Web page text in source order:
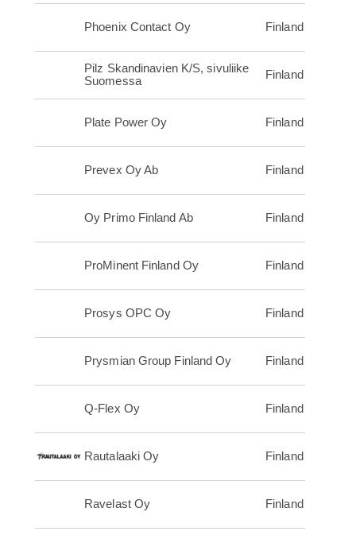
Phoenix Contact Oy Finland
Pilz Skandinavien K/S, sivuliike
Suomessa
Finland
Plate Power Oy Finland
Prevex Oy Ab Finland
Oy Primo Finland Ab Finland
ProMinent Finland Oy Finland
Prosys OPC Oy Finland
Prysmian Group Finland Oy Finland
Q-Flex Oy Finland
Rautalaaki Oy Finland
Ravelast Oy Finland